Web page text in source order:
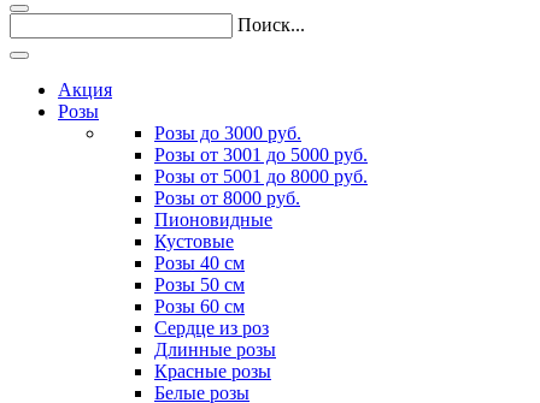
Поиск...
Акция
Розы
Розы до 3000 руб.
Розы от 3001 до 5000 руб.
Розы от 5001 до 8000 руб.
Розы от 8000 руб.
Пионовидные
Кустовые
Розы 40 см
Розы 50 см
Розы 60 см
Сердце из роз
Длинные розы
Красные розы
Белые розы